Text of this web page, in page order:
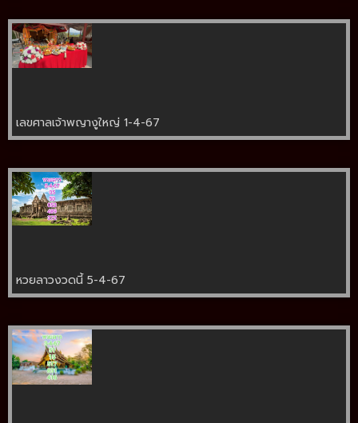
เลขศาลเจ้าพญางูใหญ่ 1-4-67
หวยลาวงวดนี้ 5-4-67